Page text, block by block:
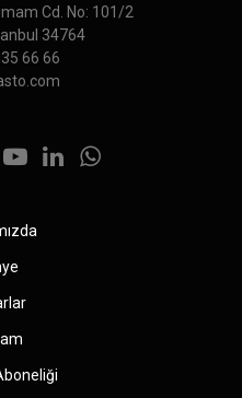
Cd. No: 101/2
34764
66 66
YouTubeLinkedInWhatsApp